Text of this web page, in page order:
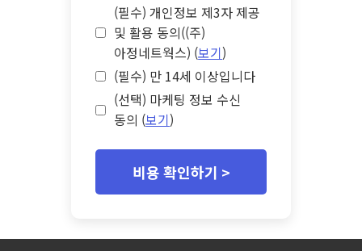
(필수) 개인정보 제3자 제공
및 활용 동의((주)
아정네트웍스) (보기)
(필수) 만 14세 이상입니다
(선택) 마케팅 정보 수신
동의 (보기)
비용 확인하기 >